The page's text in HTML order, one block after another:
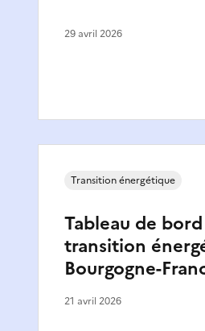
29 avril 2026
Tableau de
transition
Bourgogne-
Transition énergétique
21 avril 2026